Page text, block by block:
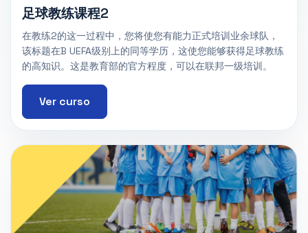
足球教练课程2
在教练2的这一过程中，您将使您有能力正式培训业余球队，
该标题在B UEFA级别上的同等学历，这使您能够获得足球教练
的高知识。这是教育部的官方程度，可以在联邦一级培训。
Ver curso